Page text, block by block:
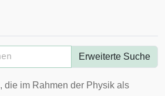
Erweiterte Suche
, die im Rahmen der Physik als